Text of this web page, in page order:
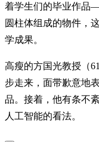
着学生们的毕业作品
圆柱体组成的物件，
学成果。
高瘦的方国光教授（
步走来，面带歉意地
品。接着，他有条不
人工智能的看法。